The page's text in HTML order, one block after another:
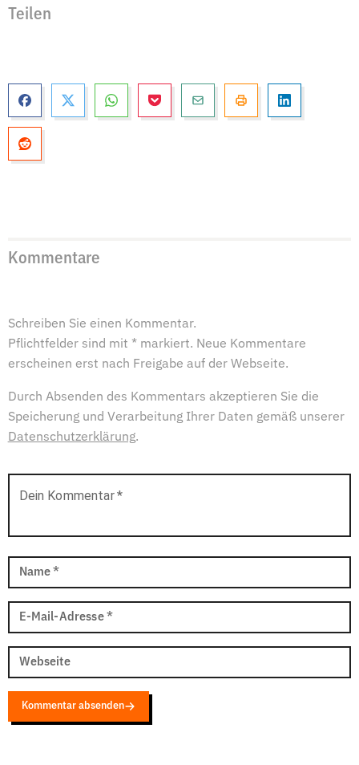
Teilen
Kommentare
Schreiben Sie einen Kommentar.
Pflichtfelder sind mit * markiert. Neue Kommentare
erscheinen erst nach Freigabe auf der Webseite.
Durch Absenden des Kommentars akzeptieren Sie die
Speicherung und Verarbeitung Ihrer Daten gemäß unserer
Datenschutzerklärung.
Dein Kommentar*
Name *
E-Mail-Adresse *
Webseite
Kommentar absenden